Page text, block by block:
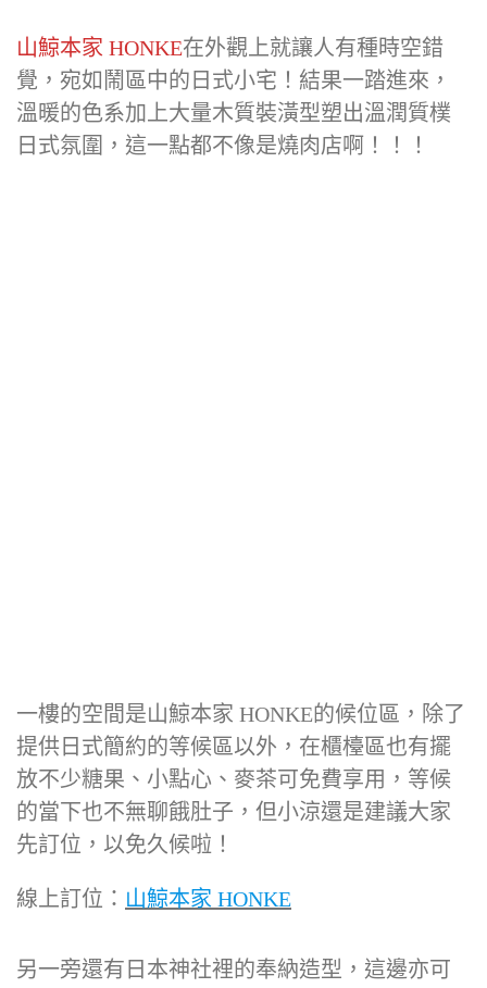
山鯨本家 HONKE在外觀上就讓人有種時空錯
覺，宛如鬧區中的日式小宅！結果一踏進來，
溫暖的色系加上大量木質裝潢型塑出溫潤質樸
一樓的空間是山鯨本家 HONKE的候位區，除了
提供日式簡約的等候區以外，在櫃檯區也有擺
放不少糖果、小點心、麥茶可免費享用，等候
的當下也不無聊餓肚子，但小涼還是建議大家